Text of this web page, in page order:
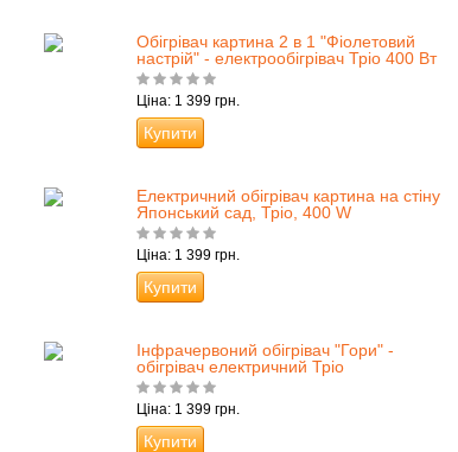
Обігрівач картина 2 в 1 "Фіолетовий
настрій" - електрообігрівач Тріо 400 Вт
Ціна: 1 399 грн.
Купити
Електричний обігрівач картина на стіну
Японський сад, Тріо, 400 W
Ціна: 1 399 грн.
Купити
Інфрачервоний обігрівач "Гори" -
обігрівач електричний Тріо
Ціна: 1 399 грн.
Купити